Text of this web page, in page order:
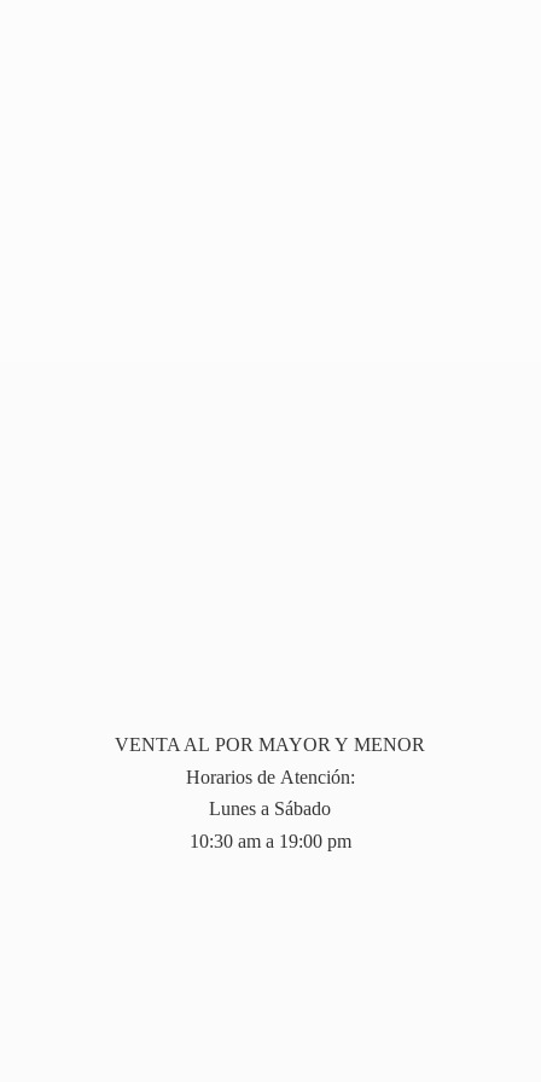
VENTA AL POR MAYOR Y MENOR
Horarios de Atención:
Lunes a Sábado
10:30 am a 19:00 pm